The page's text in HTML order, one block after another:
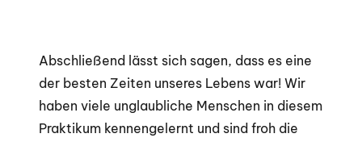
Abschließend lässt sich sagen, dass es eine
der besten Zeiten unseres Lebens war! Wir
haben viele unglaubliche Menschen in diesem
Praktikum kennengelernt und sind froh die